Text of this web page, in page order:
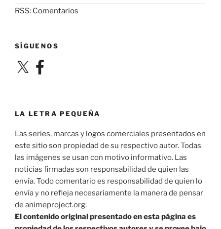
RSS: Comentarios
SÍGUENOS
X Facebook
LA LETRA PEQUEÑA
Las series, marcas y logos comerciales presentados en
este sitio son propiedad de su respectivo autor. Todas
las imágenes se usan con motivo informativo. Las
noticias firmadas son responsabilidad de quien las
envía. Todo comentario es responsabilidad de quien lo
envía y no refleja necesariamente la manera de pensar
de animeproject.org.
El contenido original presentado en esta página es